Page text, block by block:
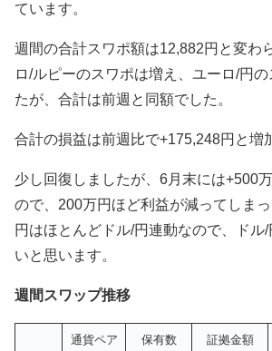
ています。
週間の合計スワポ額は12,882円と変わ
ロ/ルピーのスワポは増え、ユーロ/円
たが、合計は前週と同額でした。
合計の損益は前週比で+175,248円と増
少し回復しましたが、6月末には+500
ので、200万円ほど利益が減ってしま
円はほとんどドル/円連動なので、ドル
いと思います。
週間スワップ推移
通貨ペア 保有数 証拠金額